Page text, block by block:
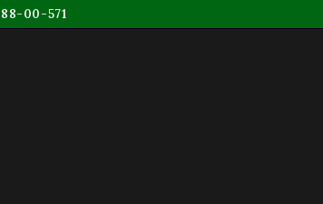
00-571